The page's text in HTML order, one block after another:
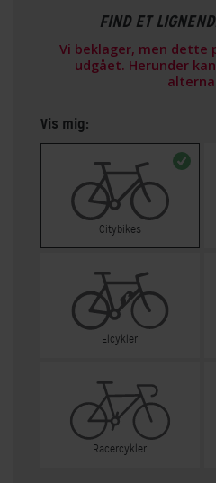
FIND ET
Vi beklager, men dette
udgået. Herunder
Vis mig:
Citybikes
Elcykler
Racercykler